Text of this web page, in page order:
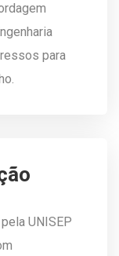
para
UNISEP